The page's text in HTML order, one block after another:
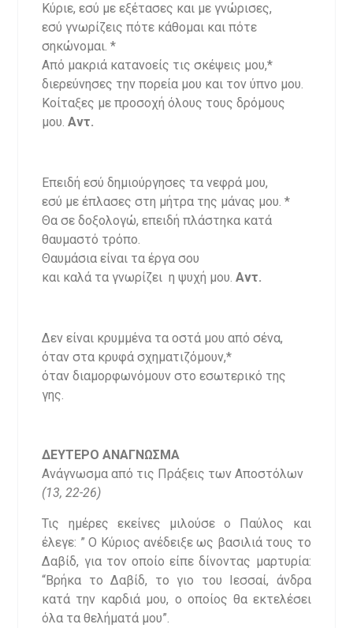
Κύριε, εσύ με εξέτασες και με γνώρισες,
εσύ γνωρίζεις πότε κάθομαι και πότε
σηκώνομαι. *
Από μακριά κατανοείς τις σκέψεις μου,*
διερεύνησες την πορεία μου και τον ύπνο μου.
Κοίταξες με προσοχή όλους τους δρόμους
μου.Αντ.
Επειδή εσύ δημιούργησες τα νεφρά μου,
εσύ με έπλασες στη μήτρα της μάνας μου. *
Θα σε δοξολογώ, επειδή πλάστηκα κατά
θαυμαστό τρόπο.
Θαυμάσια είναι τα έργα σου
και καλά τα γνωρίζει η ψυχή μου.Αντ.
Δεν είναι κρυμμένα τα οστά μου από σένα,
όταν στα κρυφά σχηματιζόμουν,*
όταν διαμορφωνόμουν στο εσωτερικό της
γης.
ΔΕΥΤΕΡΟ ΑΝΑΓΝΩΣΜΑ
Ανάγνωσμα από τις Πράξεις των Αποστόλων
(13, 22-26)
Τις ημέρες εκείνες μιλούσε ο Παύλος και
έλεγε: ” Ο Κύριος ανέδειξε ως βασιλιά τους το
Δαβίδ, για τον οποίο είπε δίνοντας μαρτυρία:
“Βρήκα το Δαβίδ, το γιο του Ιεσσαί, άνδρα
κατά την καρδιά μου, ο οποίος θα εκτελέσει
όλα τα θελήματά μου”.